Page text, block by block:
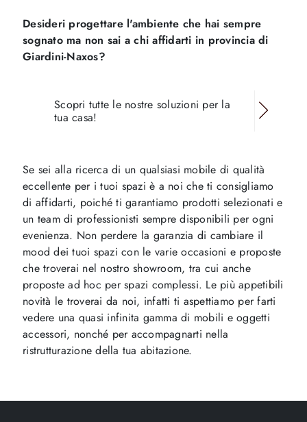
Desideri progettare l'ambiente che hai sempre
sognato ma non sai a chi affidarti in provincia di
Giardini-Naxos?
Scopri tutte le nostre soluzioni per la
tua casa!
Se sei alla ricerca di un qualsiasi mobile di qualità
eccellente per i tuoi spazi è a noi che ti consigliamo
di affidarti, poiché ti garantiamo prodotti selezionati e
un team di professionisti sempre disponibili per ogni
evenienza. Non perdere la garanzia di cambiare il
mood dei tuoi spazi con le varie occasioni e proposte
che troverai nel nostro showroom, tra cui anche
proposte ad hoc per spazi complessi. Le più appetibili
novità le troverai da noi, infatti ti aspettiamo per farti
vedere una quasi infinita gamma di mobili e oggetti
accessori, nonché per accompagnarti nella
ristrutturazione della tua abitazione.